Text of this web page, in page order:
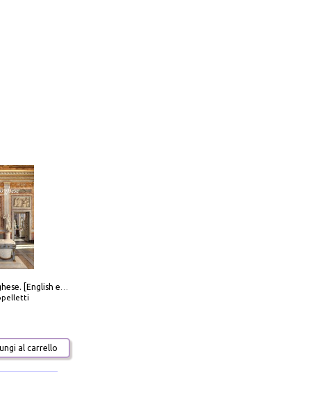
Galleria Borghese. [English edition]
al carrello